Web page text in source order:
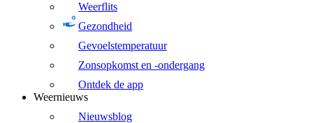
Weerflits
Gezondheid
Gevoelstemperatuur
Zonsopkomst en -ondergang
Ontdek de app
Weernieuws
Nieuwsblog